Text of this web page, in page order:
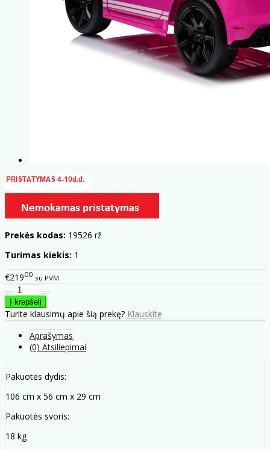
Prekės kodas: 19526 rž
Turimas kiekis: 1
€21900 su PVM
Turite klausimų apie šią prekę? Klauskite
Aprašymas
(0) Atsiliepimai
Pakuotės dydis:
106 cm x 56 cm x 29 cm
Pakuotės svoris:
18 kg